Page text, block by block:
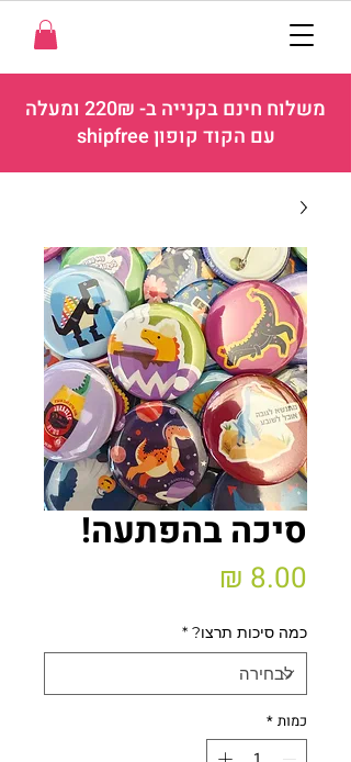
משלוח חינם בקנייה ב- 220₪ ומעלה
עם הקוד קופון shipfree
סיכה בהפתעה!
כמה סיכות תרצו? *
כמות *